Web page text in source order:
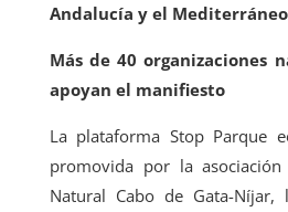
Andalucía y el
Más de 40 organizaciones
apoyan el manifiesto
La plataforma Stop Parque
promovida por la
Natural Cabo de Gata-Níjar,